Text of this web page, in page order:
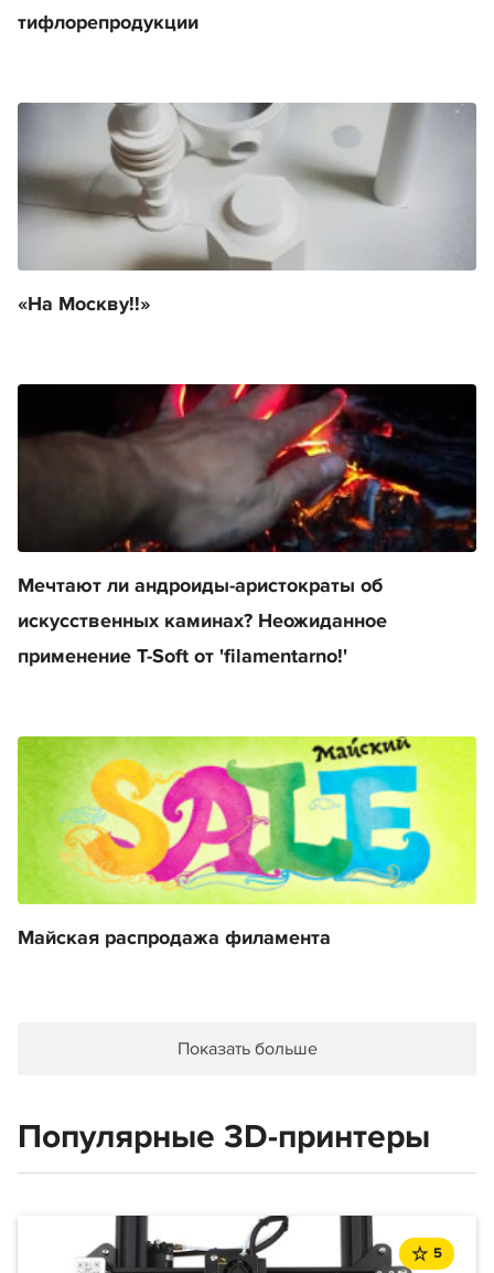
тифлорепродукции
«На Москву!!»
Мечтают ли андроиды-аристократы об
искусственных каминах? Неожиданное
применение T-Soft от 'filamentarno!'
Майская распродажа филамента
Показать больше
Популярные 3D-принтеры
5